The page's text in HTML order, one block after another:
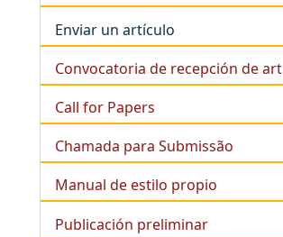
Enviar un artículo
Convocatoria de recepción de art
Call for Papers
Chamada para Submissão
Manual de estilo propio
Publicación preliminar